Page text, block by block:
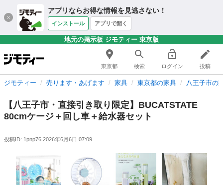
アプリならお得な情報を見逃さない！
インストール アプリで開く
地元の掲示板 ジモティー 東京版
東京都 検索 ログイン 投稿
ジモティー 売ります・あげます 家具 東京都の家具 八王子市の
【八王子市・直接引き取り限定】BUCATSTATE
80cmケージ＋回し車＋給水器セット
投稿ID: 1pnp76 2026年6月6日 07:09